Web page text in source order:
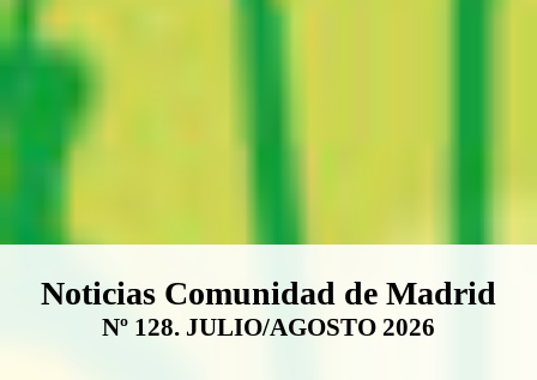
Boletín Noticias Comunidad de
Noticias Comunidad de Madrid
Nº 128. JULIO/AGOSTO 2026